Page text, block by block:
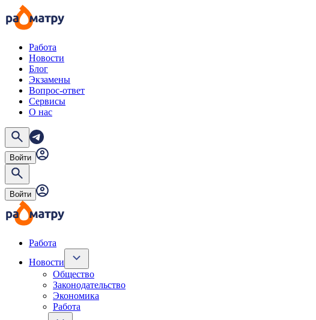
Работа
Новости
Блог
Экзамены
Вопрос-ответ
Сервисы
О нас
Войти
Войти
Работа
Новости
Общество
Законодательство
Экономика
Работа